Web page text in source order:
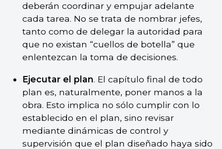
deberán coordinar y empujar adelante
cada tarea. No se trata de nombrar jefes,
tanto como de delegar la autoridad para
que no existan “cuellos de botella” que
enlentezcan la toma de decisiones.
Ejecutar el plan. El capítulo final de todo
plan es, naturalmente, poner manos a la
obra. Esto implica no sólo cumplir con lo
establecido en el plan, sino revisar
mediante dinámicas de control y
supervisión que el plan diseñado haya sido